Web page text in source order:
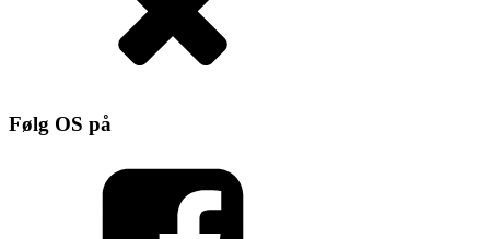
Følg OS på